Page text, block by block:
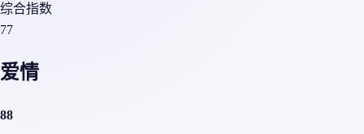
综合指数
77
爱情
88